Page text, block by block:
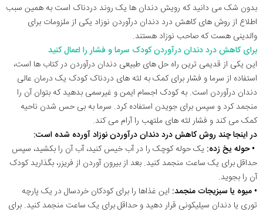
بدون شک می دانید که رویش دندان ها یک روند دردناک است به همین سبب
اطلاع از روش های کاهش درد دندان درآوردن نوزاد یکی از ملزومات برای
والدینی هست که صاحب نوزاد هستند.
برای کاهش درد دندان درآوردن کودک سرما و فشار را اعمال کنید
این یکی از قدیمی ترین راه حل های طبیعی دندان درآوردن در کتاب ها است،
استفاده از سرما و فشار برای کمک به لثه های دردناک کودک یک درمان عالی
دندان درآوردن است. به کودک اجسام ایمن و غیرسمی بدهید که بتوان آن را
منجمد کرد و سپس برای جویدن استفاده کرد. سرما به بی حس شدن ناحیه
کمک می کند و فشار لثه های ملتهب را آرام می کند.
در اینجا چند روش کاهش درد دندان درآوردن نوزاد آورده شده است:
• حوله یخ زده: یک حوله کوچک را در آب خیس کنید، آب آن را بکشید، سپس
حداقل برای یک ساعت منجمد کنید. بعد از بیرون آوردن از فریزر، بگذارید کودک
آن را بجوید.
• میوه یا سبزیجات منجمد: این غذاها را برای کودکان خردسال در یک پارچه
توری یا دندان سیلیکونی قرار دهید و حداقل برای یک ساعت منجمد کنید. برای